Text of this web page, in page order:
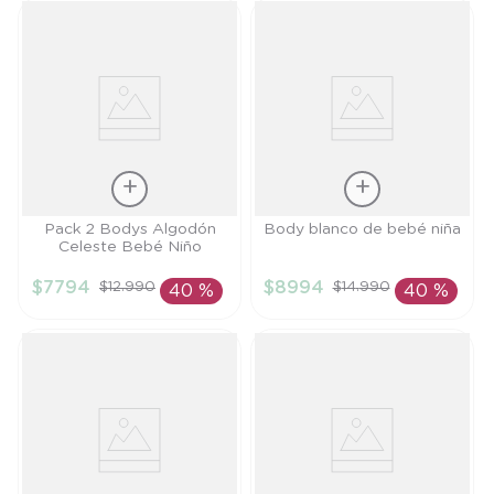
Talla
AÑADIR AL
Pack 2 Bodys Algodón
Celeste Bebé Niño
$7794 $12.990 40 %
Talla
AÑADIR AL
Body blanco de bebé niña
$8994 $14.990 40 %